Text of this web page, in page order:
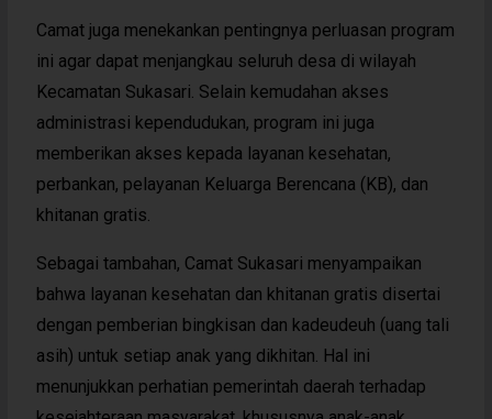
Camat juga menekankan pentingnya perluasan program
ini agar dapat menjangkau seluruh desa di wilayah
Kecamatan Sukasari. Selain kemudahan akses
administrasi kependudukan, program ini juga
memberikan akses kepada layanan kesehatan,
perbankan, pelayanan Keluarga Berencana (KB), dan
khitanan gratis.
Sebagai tambahan, Camat Sukasari menyampaikan
bahwa layanan kesehatan dan khitanan gratis disertai
dengan pemberian bingkisan dan kadeudeuh (uang tali
asih) untuk setiap anak yang dikhitan. Hal ini
menunjukkan perhatian pemerintah daerah terhadap